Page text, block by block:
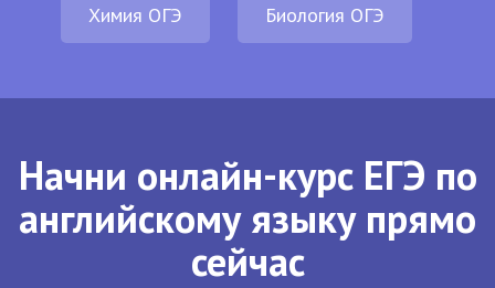
Химия ОГЭ Биология ОГЭ
Начни онлайн-курс ЕГЭ по
английскому языку прямо
сейчас